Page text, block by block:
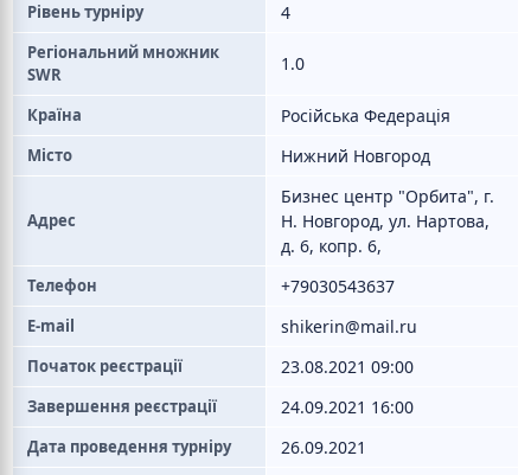
Рівень турніру 4
Регіональний множник
SWR
1.0
Країна Російська Федерація
Місто Нижний Новгород
Адрес
Бизнес центр "Орбита", г.
Н. Новгород, ул. Нартова,
д. 6, копр. 6,
Телефон +79030543637
E-mail shikerin@mail.ru
Початок реєстрації 23.08.2021 09:00
Завершення реєстрації 24.09.2021 16:00
Дата проведення турніру 26.09.2021